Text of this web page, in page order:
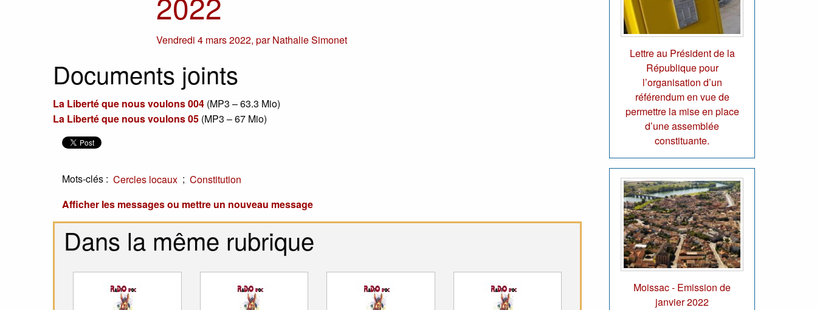
Vendredi 4 mars 2022,parNathalie Simonet
Documents joints
La Liberté que nous voulons 004 (MP3 – 63.3 Mio)
La Liberté que nous voulons 05 (MP3 – 67 Mio)
Mots-clés : Cercles locaux ; Constitution
Afficher les messages ou mettre un nouveau message
Dans la même rubrique
Lettre au Président de la
République pour
l’organisation d’un
référendum en vue de
permettre la mise en place
d’une assemblée
constituante.
Moissac - Emission de
janvier 2022